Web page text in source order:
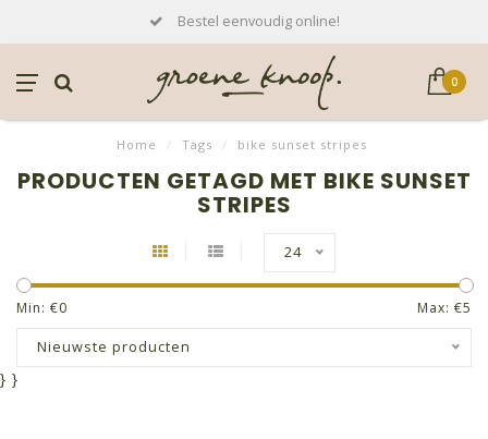
Bestel eenvoudig online!
0
Home / Tags / bike sunset stripes
PRODUCTEN GETAGD MET BIKE SUNSET
STRIPES
24
Min: €0 Max: €5
Nieuwste producten
} }